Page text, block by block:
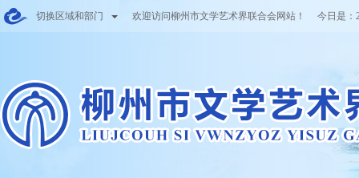
切换区域和部门 欢迎访问柳州市文学艺术界联合会网站！ 今日是：